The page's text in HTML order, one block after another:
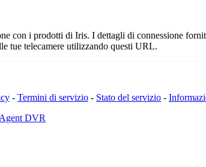
con i prodotti di Iris. I dettagli di connessione
tue telecamere utilizzando questi URL.
- Termini di servizio - Stato del servizio -
DVR